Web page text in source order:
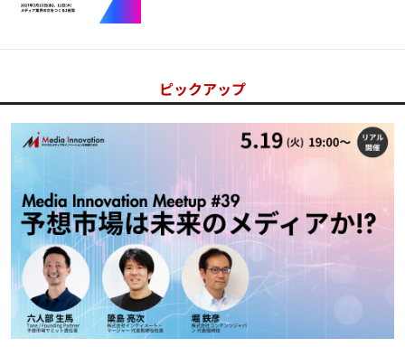
ピックアップ